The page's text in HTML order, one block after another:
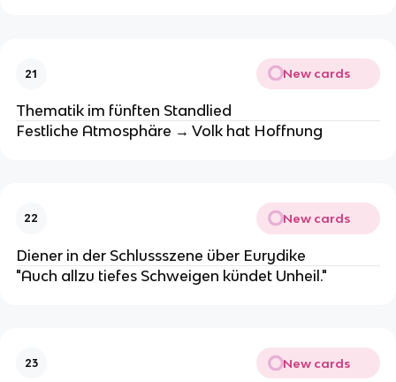
21 New cards
Thematik im fünften Standlied
Festliche Atmosphäre → Volk hat Hoffnung
22 New cards
Diener in der Schlussszene über Eurydike
"Auch allzu tiefes Schweigen kündet Unheil."
23 New cards